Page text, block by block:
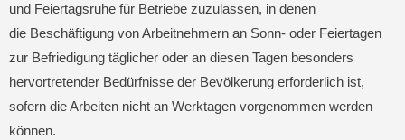
und Feiertagsruhe für Betriebe zuzulassen, in denen
die Beschäftigung von Arbeitnehmern an Sonn- oder Feiertagen
zur Befriedigung täglicher oder an diesen Tagen besonders
hervortretender Bedürfnisse der Bevölkerung erforderlich ist,
sofern die Arbeiten nicht an Werktagen vorgenommen werden
können.